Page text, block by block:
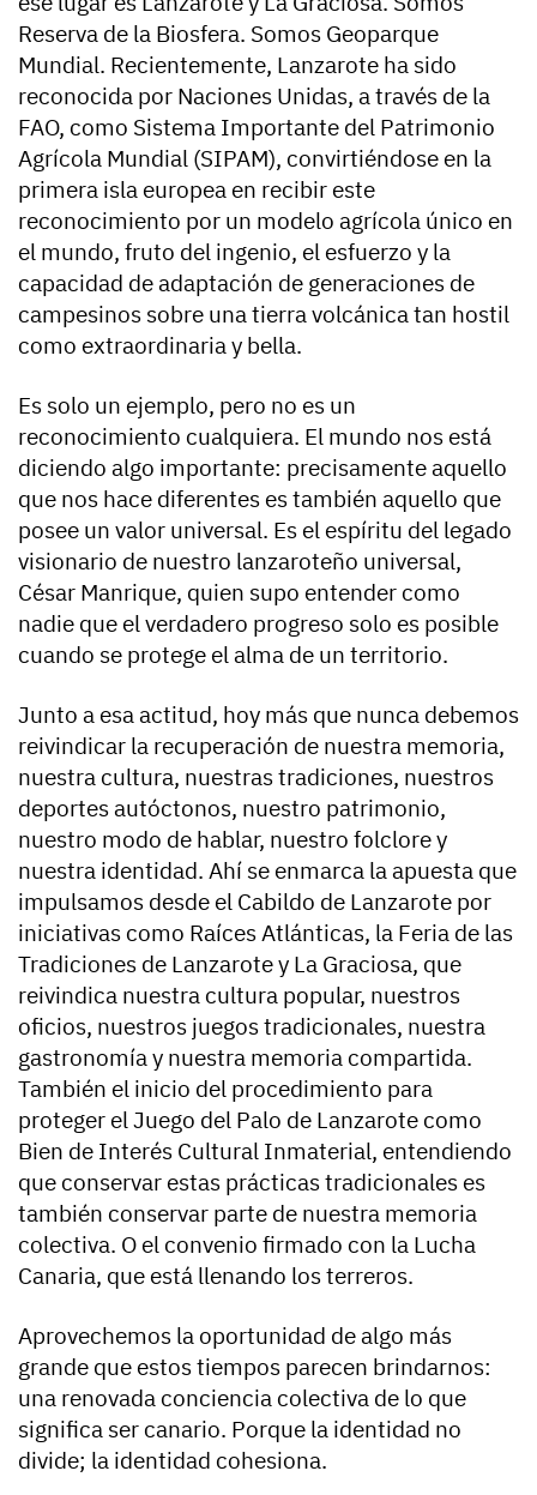
Reserva de la Biosfera. Somos Geoparque
Mundial. Recientemente, Lanzarote ha sido
reconocida por Naciones Unidas, a través de la
FAO, como Sistema Importante del Patrimonio
Agrícola Mundial (SIPAM), convirtiéndose en la
primera isla europea en recibir este
reconocimiento por un modelo agrícola único en
el mundo, fruto del ingenio, el esfuerzo y la
capacidad de adaptación de generaciones de
campesinos sobre una tierra volcánica tan hostil
como extraordinaria y bella.
Es solo un ejemplo, pero no es un
reconocimiento cualquiera. El mundo nos está
diciendo algo importante: precisamente aquello
que nos hace diferentes es también aquello que
posee un valor universal. Es el espíritu del legado
visionario de nuestro lanzaroteño universal,
César Manrique, quien supo entender como
nadie que el verdadero progreso solo es posible
cuando se protege el alma de un territorio.
Junto a esa actitud, hoy más que nunca debemos
reivindicar la recuperación de nuestra memoria,
nuestra cultura, nuestras tradiciones, nuestros
deportes autóctonos, nuestro patrimonio,
nuestro modo de hablar, nuestro folclore y
nuestra identidad. Ahí se enmarca la apuesta que
impulsamos desde el Cabildo de Lanzarote por
iniciativas como Raíces Atlánticas, la Feria de las
Tradiciones de Lanzarote y La Graciosa, que
reivindica nuestra cultura popular, nuestros
oficios, nuestros juegos tradicionales, nuestra
gastronomía y nuestra memoria compartida.
También el inicio del procedimiento para
proteger el Juego del Palo de Lanzarote como
Bien de Interés Cultural Inmaterial, entendiendo
que conservar estas prácticas tradicionales es
también conservar parte de nuestra memoria
colectiva. O el convenio firmado con la Lucha
Canaria, que está llenando los terreros.
Aprovechemos la oportunidad de algo más
grande que estos tiempos parecen brindarnos:
una renovada conciencia colectiva de lo que
significa ser canario. Porque la identidad no
divide; la identidad cohesiona.